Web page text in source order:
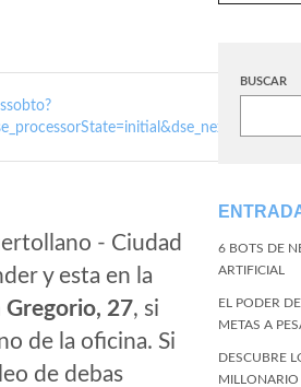
- Ciudad
y esta en la
Gregorio, 27, si
de la oficina. Si
de debas
BUSCAR
6 BOTS DE
ARTIFICIAL
EL PODER
METAS A
DESCUBRE
MILLONARIO